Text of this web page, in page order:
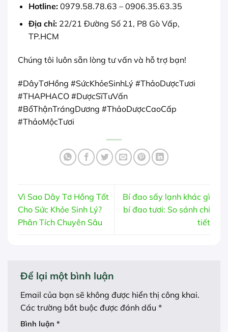
Hotline:0979.58.78.63 – 0906.35.63.35
Địa chỉ:22/21 Đường Số 21, P8 Gò Vấp,
TP.HCM
Chúng tôi luôn sẵn lòng tư vấn và hỗ trợ bạn!
#DâyTơHồng #SứcKhỏeSinhLý #ThảoDượcTươi
#THAPHACO #DượcSĩTưVấn
#BổThậnTrángDương #ThảoDượcCaoCấp
#ThảoMộcTươi
Vì Sao Dây Tơ Hồng Tốt
Cho Sức Khỏe Sinh Lý?
Phân Tích Chuyên Sâu
Bí đao sấy lạnh khác gì
bí đao tươi: So sánh chi
tiết
Để lại một bình luận
Email của bạn sẽ không được hiển thị công khai.
Các trường bắt buộc được đánh dấu *
Bình luận *